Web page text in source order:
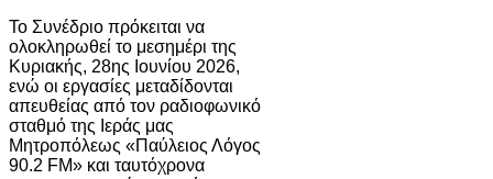
Το Συνέδριο πρόκειται να
ολοκληρωθεί το μεσημέρι της
Κυριακής, 28ης Ιουνίου 2026,
ενώ οι εργασίες μεταδίδονται
απευθείας από τον ραδιοφωνικό
σταθμό της Ιεράς μας
Μητροπόλεως «Παύλειος Λόγος
90.2 FM» και ταυτόχρονα